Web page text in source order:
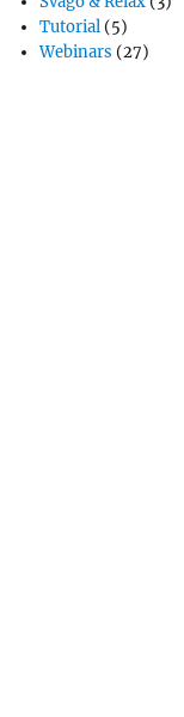
Tutorial (5)
Webinars (27)